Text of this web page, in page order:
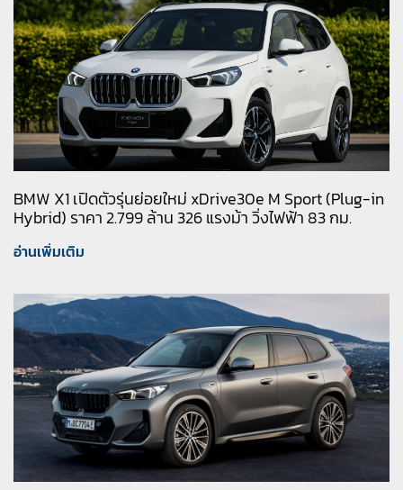
BMW X1 เปิดตัวรุ่นย่อยใหม่ xDrive30e M Sport (Plug-in
Hybrid) ราคา 2.799 ล้าน 326 แรงม้า วิ่งไฟฟ้า 83 กม.
อ่านเพิ่มเติม